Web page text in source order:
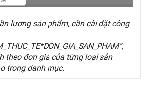
lương sản phẩm, cần cài đặt công
theo đơn giá của từng loại sản
trong danh mục.